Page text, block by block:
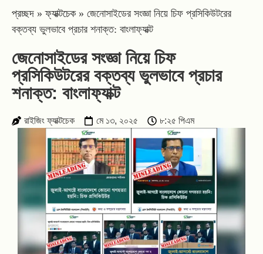
প্রচ্ছদ »ফ্যাক্টচেক» জেনোসাইডের সংজ্ঞা নিয়ে চিফ প্রসিকিউটরের
বক্তব্য ভুলভাবে প্রচার শনাক্ত: বাংলাফ্যাক্ট
জেনোসাইডের সংজ্ঞা নিয়ে চিফ
প্রসিকিউটরের বক্তব্য ভুলভাবে প্রচার
শনাক্ত: বাংলাফ্যাক্ট
রাইজিং ফ্যাক্টচেক মে ১৩, ২০২৫ ৮:২৫ পিএম